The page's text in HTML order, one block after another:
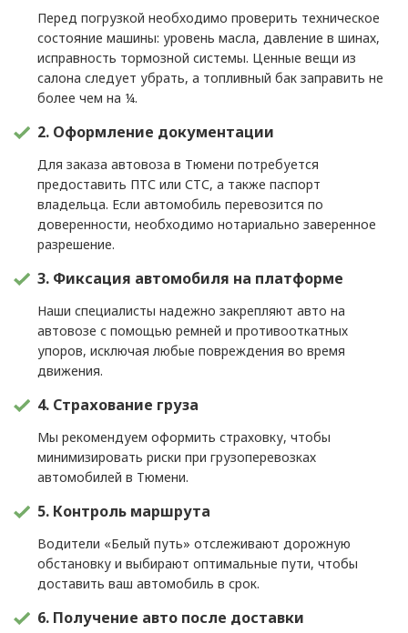
Перед погрузкой необходимо проверить техническое
состояние машины: уровень масла, давление в шинах,
исправность тормозной системы. Ценные вещи из
салона следует убрать, а топливный бак заправить не
более чем на ¼.
2. Оформление документации
Для заказа автовоза в Тюмени потребуется
предоставить ПТС или СТС, а также паспорт
владельца. Если автомобиль перевозится по
доверенности, необходимо нотариально заверенное
разрешение.
3. Фиксация автомобиля на платформе
Наши специалисты надежно закрепляют авто на
автовозе с помощью ремней и противооткатных
упоров, исключая любые повреждения во время
движения.
4. Страхование груза
Мы рекомендуем оформить страховку, чтобы
минимизировать риски при грузоперевозках
автомобилей в Тюмени.
5. Контроль маршрута
Водители «Белый путь» отслеживают дорожную
обстановку и выбирают оптимальные пути, чтобы
доставить ваш автомобиль в срок.
6. Получение авто после доставки